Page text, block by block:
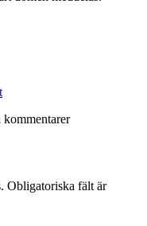
kommentarer
Obligatoriska fält är